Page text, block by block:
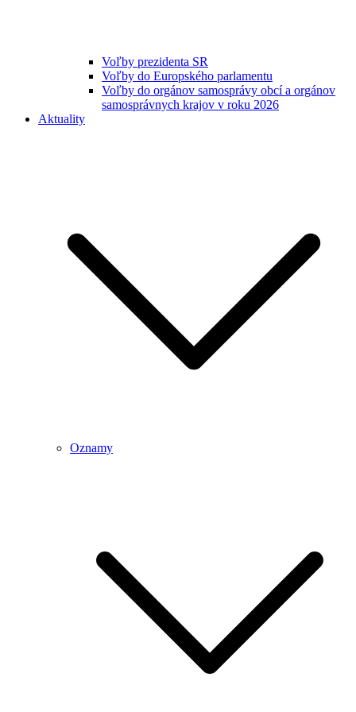
Voľby prezidenta SR
Voľby do Europského parlamentu
Voľby do orgánov samosprávy obcí a orgánov
samosprávnych krajov v roku 2026
Aktuality
Oznamy